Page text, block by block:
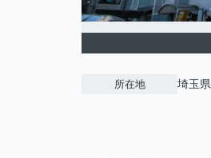
所在地 埼玉県